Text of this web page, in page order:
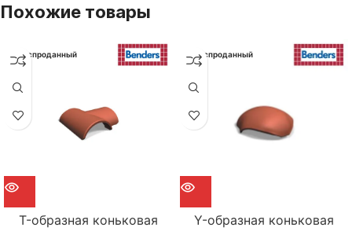
Похожие товары
Распроданный
T-образная коньковая
Распроданный
Y-образная коньковая